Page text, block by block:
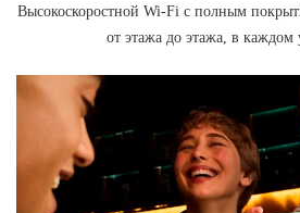
Высокоскоростной Wi-Fi с полным
от этажа до этажа, в каждом